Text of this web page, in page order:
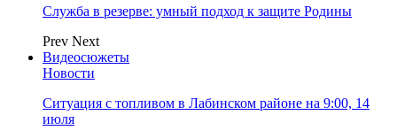
Служба в резерве: умный подход к защите Родины
Prev Next
Видеосюжеты
Новости
Ситуация с топливом в Лабинском районе на 9:00, 14
июля